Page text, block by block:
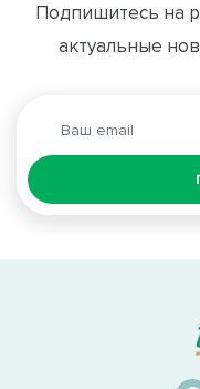
Подпишитесь на
актуальные